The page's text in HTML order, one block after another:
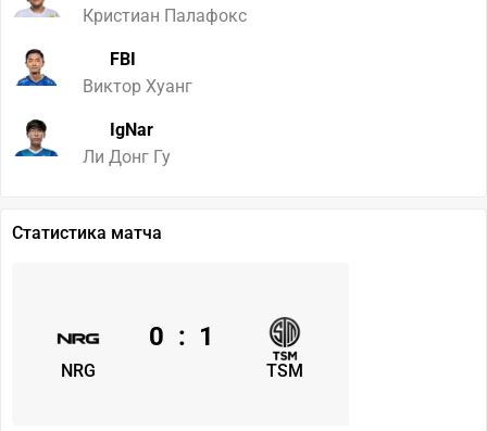
Кристиан Палафокс
FBI
Виктор Хуанг
IgNar
Ли Донг Гу
Статистика матча
NRG TSM
0 : 1